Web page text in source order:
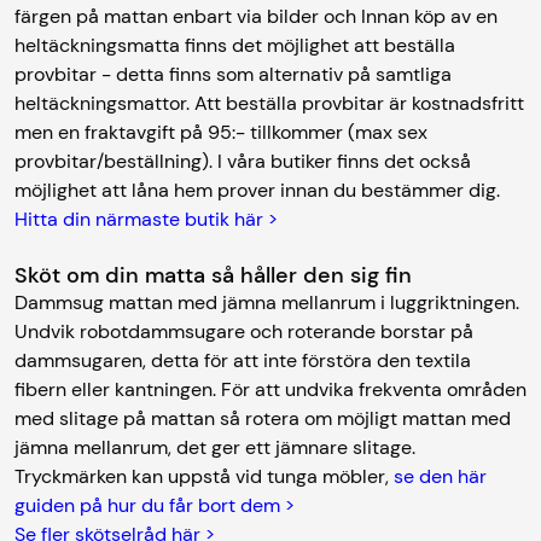
färgen på mattan enbart via bilder och Innan köp av en
heltäckningsmatta finns det möjlighet att beställa
provbitar - detta finns som alternativ på samtliga
heltäckningsmattor. Att beställa provbitar är kostnadsfritt
men en fraktavgift på 95:- tillkommer (max sex
provbitar/beställning). I våra butiker finns det också
möjlighet att låna hem prover innan du bestämmer dig.
Hitta din närmaste butik här >
Sköt om din matta så håller den sig fin
Dammsug mattan med jämna mellanrum i luggriktningen.
Undvik robotdammsugare och roterande borstar på
dammsugaren, detta för att inte förstöra den textila
fibern eller kantningen. För att undvika frekventa områden
med slitage på mattan så rotera om möjligt mattan med
jämna mellanrum, det ger ett jämnare slitage.
Tryckmärken kan uppstå vid tunga möbler,se den här
guiden på hur du får bort dem >
Se fler skötselråd här >